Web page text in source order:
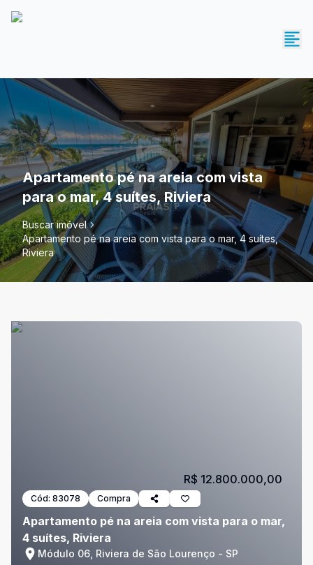
Apartamento pé na areia com vista
para o mar, 4 suítes, Riviera
Buscar imóvel
Apartamento pé na areia com vista para o mar, 4 suítes,
Riviera
Cód: 83078 Compra
Apartamento pé na areia com vista para o mar,
4 suítes, Riviera
Módulo 06, Riviera de São Lourenço - SP
R$ 12.800.000,00